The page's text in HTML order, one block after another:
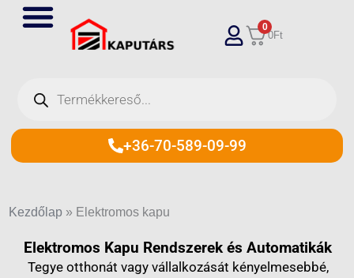
Skip
0
0Ft
+36-70-589-09-99
Kezdőlap » Elektromos kapu
Elektromos Kapu Rendszerek és Automatikák
Tegye otthonát vagy vállalkozását kényelmesebbé,